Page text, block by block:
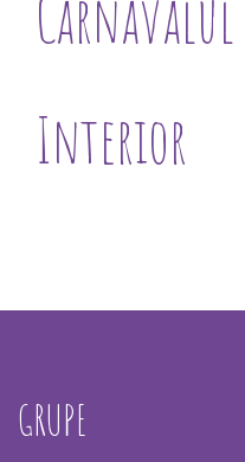
Carnavalul
Interior
GRUPE